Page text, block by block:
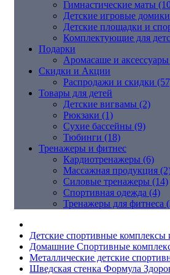
Гимнастические маты
Детские игровые
Детские площадки и
Комплектующие для
Подарки
Аромасаше и
Скидки и Акции
Распродажи и скидки
Товары для детей
Детские вигвамы (2)
Рюкзаки (1)
Сухие бассейны (9)
Тюбинги (18)
Тренажеры и фитнес
Кардиотренажеры (6)
Массажная продукция
Силовые тренажеры (14)
Спортивная одежда (4)
Тренажеры для фитнеса
Детские спортивные комплексы
Домашние Спортивные
Металлические детские
Шведская стенка Формула